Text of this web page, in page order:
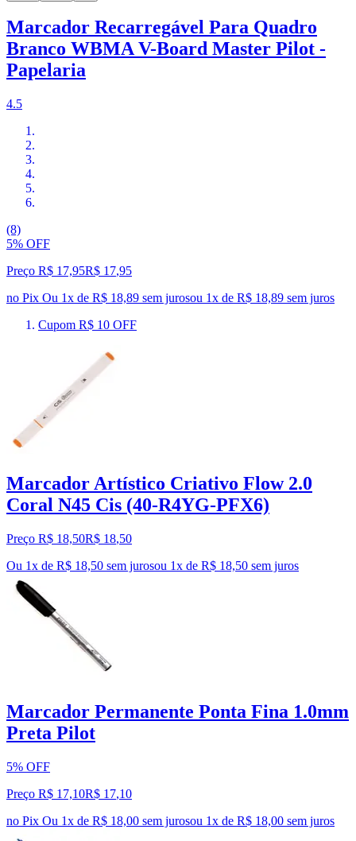
Marcador Recarregável Para Quadro
Branco WBMA V-Board Master Pilot -
Papelaria
4.5
(8)
5% OFF
Preço R$ 17,95R$ 17,95
no Pix Ou 1x de R$ 18,89 sem jurosou 1x de R$ 18,89 sem juros
Cupom R$ 10 OFF
Marcador Artístico Criativo Flow 2.0
Coral N45 Cis (40-R4YG-PFX6)
Preço R$ 18,50R$ 18,50
Ou 1x de R$ 18,50 sem jurosou 1x de R$ 18,50 sem juros
Marcador Permanente Ponta Fina 1.0mm
Preta Pilot
5% OFF
Preço R$ 17,10R$ 17,10
no Pix Ou 1x de R$ 18,00 sem jurosou 1x de R$ 18,00 sem juros